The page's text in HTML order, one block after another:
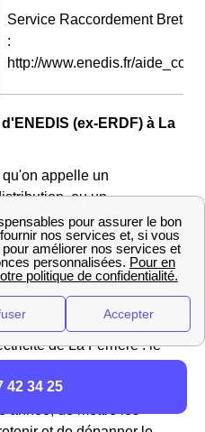
Service Raccordement
:
http://www.enedis.fr/
(ex-ERDF) à La
appelle un
ou un
cette activité sur 95% du
étant gérés par des
(ELD) mandatées
avec les
de La Ferrière : le
l'électricité aux
les nouveaux
de mettre les
42 34 25